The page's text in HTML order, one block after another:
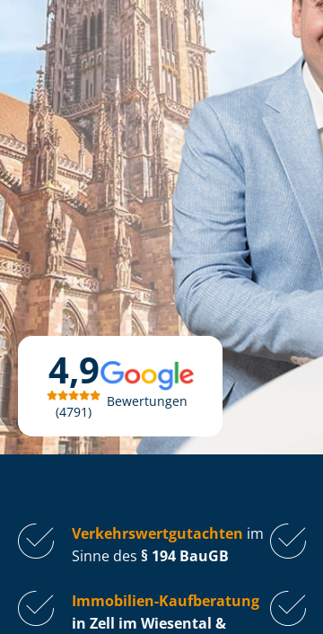
4,9
4791
Bewertungen
Ver­kehrs­wert­gut­ach­ten im
Sinne des § 194 BauGB
Immobilien-Kaufberatung
in Zell im Wiesental &